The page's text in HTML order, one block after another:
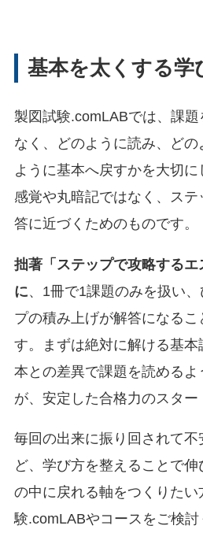
基本を太くする学
製図試験.comLABでは、課
なく、どのように読み、ど
ように基本へ戻すかを大切
感覚や丸暗記ではなく、ス
答に近づくためのものです。
拙著「ステップで攻略する
に、1冊で1課題のみを扱い
プの積み上げが解答になるこ
す。まずは絶対に解ける基
本との差異で課題を読める
が、安定した合格力のスター
毎回の出来に振り回されて不
ど、学び方を整えることで
の中に戻れる軸をつくりた
験.comLABやコースをご検討